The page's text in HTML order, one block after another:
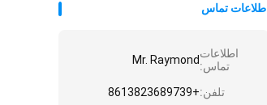
اطلاعات تماس
اطلاعات
تماس:Mr. Raymond
تلفن:+8613823689739